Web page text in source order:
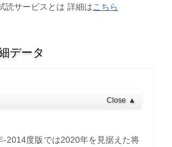
読サービスとは 詳細はこちら
データ
Close ▲
-2014度版では2020年を見据えた将